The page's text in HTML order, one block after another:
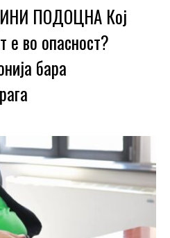
ПОДОЦНА Кој
е во опасност?
бара